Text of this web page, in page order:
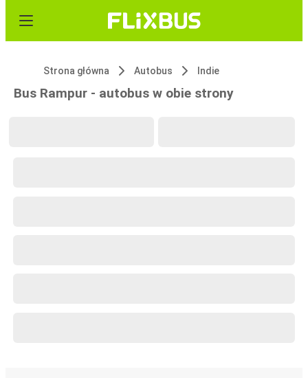
Strona główna Autobus Indie
Bus Rampur - autobus w obie strony